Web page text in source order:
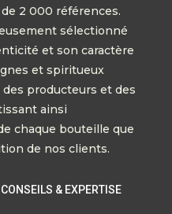
2 000 références.
sélectionné
et son caractère
et spiritueux
producteurs et des
ainsi
chaque bouteille que
de nos clients.
& EXPERTISE